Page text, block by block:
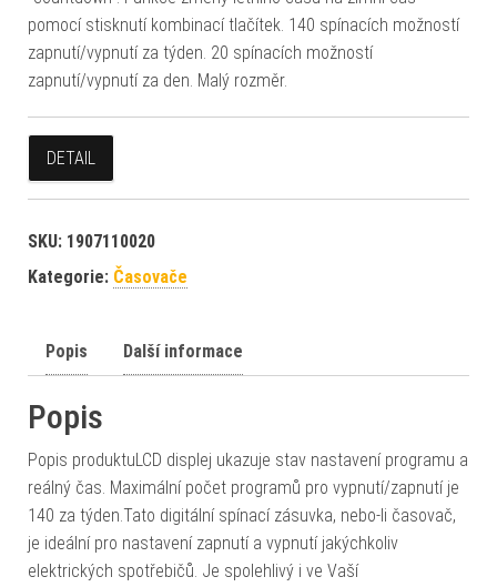
pomocí stisknutí kombinací tlačítek. 140 spínacích možností
zapnutí/vypnutí za týden. 20 spínacích možností
zapnutí/vypnutí za den. Malý rozměr.
DETAIL
SKU: 1907110020
Kategorie: Časovače
Popis Další informace
Popis
Popis produktuLCD displej ukazuje stav nastavení programu a
reálný čas. Maximální počet programů pro vypnutí/zapnutí je
140 za týden.Tato digitální spínací zásuvka, nebo-li časovač,
je ideální pro nastavení zapnutí a vypnutí jakýchkoliv
elektrických spotřebičů. Je spolehlivý i ve Vaší